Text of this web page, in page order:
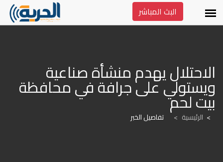
البث المباشر
بيت لحم
الرئيسية > تفاصيل الخبر